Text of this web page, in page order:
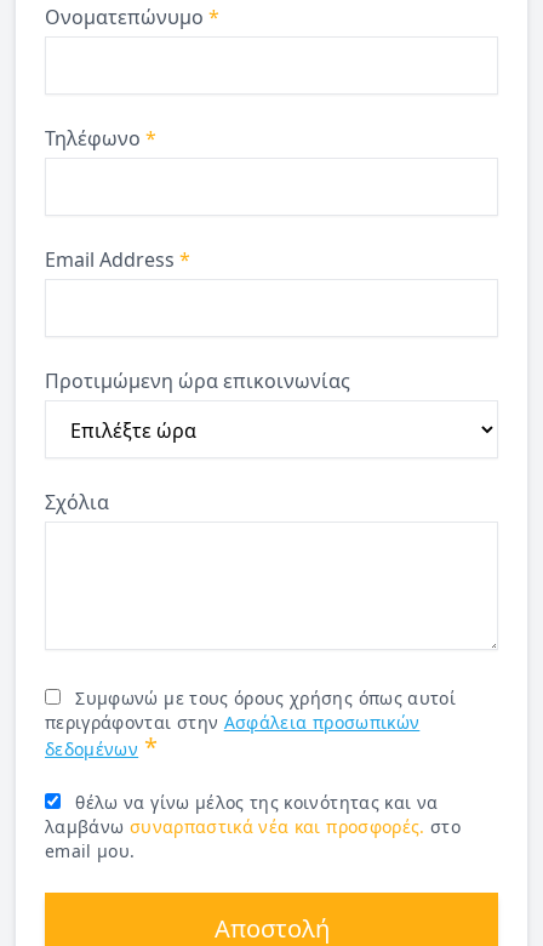
Ονοματεπώνυμο *
Τηλέφωνο *
Email Address *
Προτιμώμενη ώρα επικοινωνίας
Σχόλια
Συμφωνώ με τους όρους χρήσης όπως αυτοί
περιγράφονται στην Ασφάλεια προσωπικών
δεδομένων *
θέλω να γίνω μέλος της κοινότητας και να
λαμβάνω συναρπαστικά νέα και προσφορές. στο
email μου.
Αποστολή